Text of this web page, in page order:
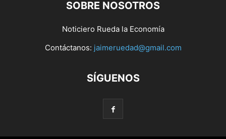
SOBRE NOSOTROS
Noticiero Rueda la Economía
Contáctanos: jaimeruedad@gmail.com
SÍGUENOS